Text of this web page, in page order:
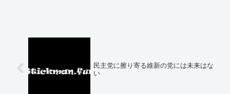
民主党に擦り寄る維新の党には未来はな
い